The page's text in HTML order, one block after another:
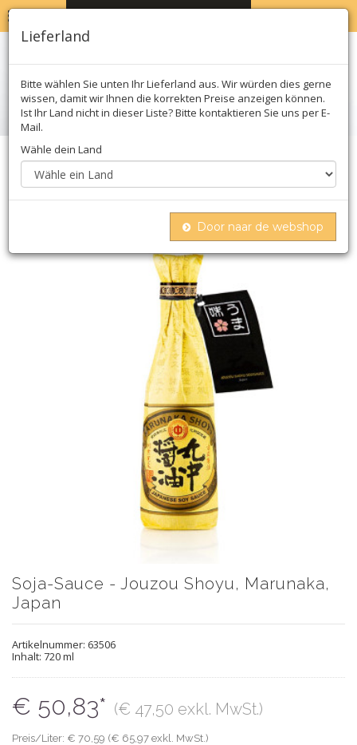
Soja-Sauce - Jouzou Shoyu, Marunaka,
Japan
Artikelnummer: 63506
Inhalt: 720 ml
€ 50,83* (€ 47,50 exkl. MwSt.)
Preis/Liter: € 70,59 (€ 65,97 exkl. MwSt.)
Lieferland
Bitte wählen Sie unten Ihr Lieferland aus. Wir würden dies gerne
wissen, damit wir Ihnen die korrekten Preise anzeigen können.
Ist Ihr Land nicht in dieser Liste? Bitte kontaktieren Sie uns per E-
Mail.
Wähle dein Land
Door naar de webshop